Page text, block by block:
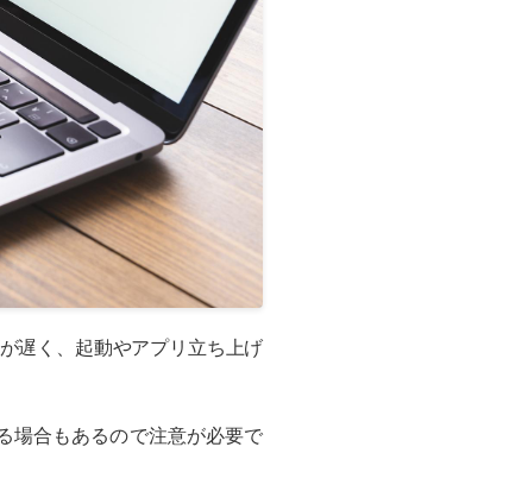
遅く、起動やアプリ立ち上げ
場合もあるので注意が必要で